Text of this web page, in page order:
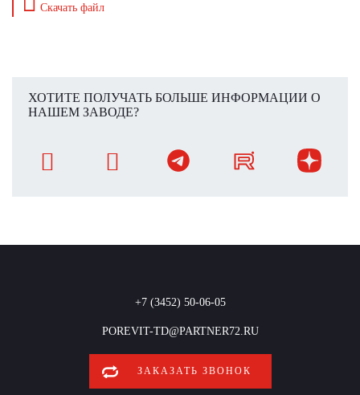
Скачать файл
ХОТИТЕ ПОЛУЧАТЬ БОЛЬШЕ ИНФОРМАЦИИ О
НАШЕМ ЗАВОДЕ?
+7 (3452) 50-06-05
POREVIT-TD@PARTNER72.RU
ЗАКАЗАТЬ ЗВОНОК